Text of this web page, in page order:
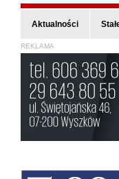
Aktualności
REKLAMA